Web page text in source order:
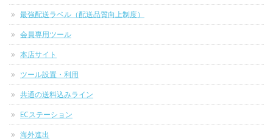
最強配送ラベル（配送品質向上制度）
会員専用ツール
本店サイト
ツール設置・利用
共通の送料込みライン
ECステーション
海外進出